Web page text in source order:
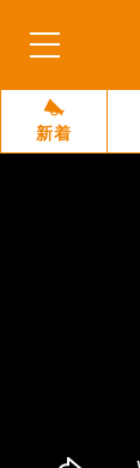
新着